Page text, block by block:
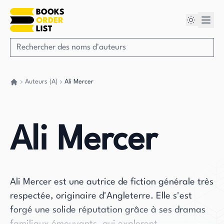
Auteurs (A) Ali Mercer
Ali Mercer
Ali Mercer est une autrice de fiction générale très
respectée, originaire d'Angleterre. Elle s'est
forgé une solide réputation grâce à ses dramas